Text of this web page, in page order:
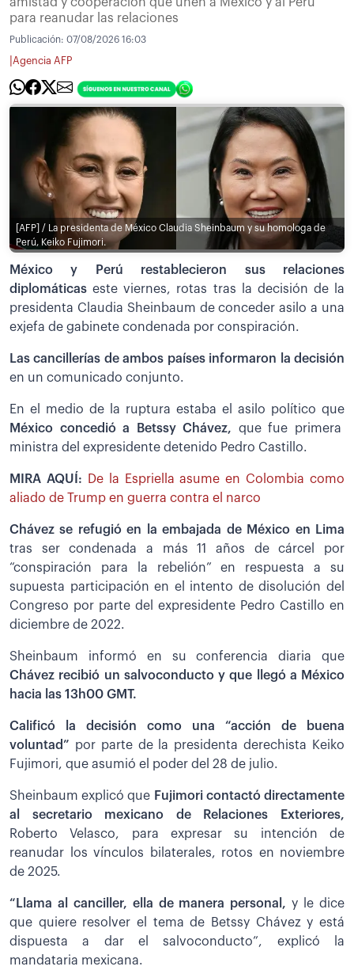
para reanudar las relaciones
Publicación: 07/08/2026 16:03
Agencia AFP
[AFP] / La presidenta de México Claudia Sheinbaum y su homologa de
Perú, Keiko Fujimori.
México y Perú restablecieron sus relaciones
diplomáticaseste viernes, rotas tras la decisión de la
presidenta Claudia Sheinbaum de conceder asilo a una
exjefa de gabinete condenada por conspiración.
Las cancillerías de ambos países informaron la decisión
en un comunicado conjunto.
En el medio de la ruptura estaba el asilo político que
México concedió a Betssy Chávez, que fue primera
ministra del expresidente detenido Pedro Castillo.
MIRA AQUÍ:
De la Espriella asume en Colombia como
aliado de Trump en guerra contra el narco
Chávez se refugió en la embajada de México en Lima
tras ser condenada a más 11 años de cárcel por
“conspiración para la rebelión” en respuesta a su
supuesta participación en el intento de disolución del
Congreso por parte del expresidente Pedro Castillo en
diciembre de 2022.
Sheinbaum informó en su conferencia diaria que
Chávez recibió un salvoconducto y que llegó a México
hacia las 13h00 GMT.
Calificó la decisión como una “acción de buena
voluntad” por parte de la presidenta derechista Keiko
Fujimori, que asumió el poder del 28 de julio.
Sheinbaum explicó que Fujimori contactó directamente
al secretario mexicano de Relaciones Exteriores,
Roberto Velasco, para expresar su intención de
reanudar los vínculos bilaterales, rotos en noviembre
de 2025.
“Llama al canciller, ella de manera personal, y le dice
que quiere resolver el tema de Betssy Chávez y está
dispuesta a dar el salvoconducto”, explicó la
mandataria mexicana.